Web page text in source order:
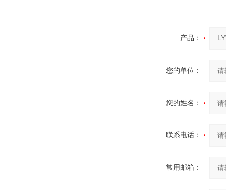
产品：
您的单位：
您的姓名：
联系电话：
常用邮箱：